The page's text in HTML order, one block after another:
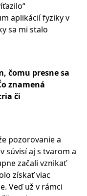
aplikácií fyziky v
sa mi stalo
čomu presne sa
znamená
či
pozorovanie a
súvisí aj s tvarom a
začali vznikať
získať viac
Veď už v rámci